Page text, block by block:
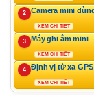
2 Camera mini
XEM CHI TIẾT
3 Máy ghi âm mini
XEM CHI TIẾT
4 Định vị từ xa GPS
XEM CHI TIẾT